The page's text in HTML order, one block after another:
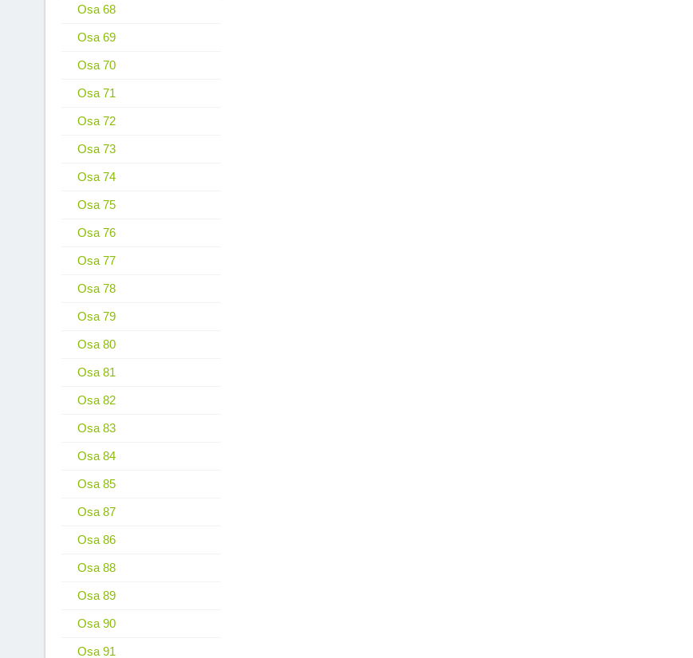
Osa 68
Osa 69
Osa 70
Osa 71
Osa 72
Osa 73
Osa 74
Osa 75
Osa 76
Osa 77
Osa 78
Osa 79
Osa 80
Osa 81
Osa 82
Osa 83
Osa 84
Osa 85
Osa 87
Osa 86
Osa 88
Osa 89
Osa 90
Osa 91